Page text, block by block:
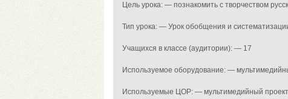
Цель урока: — познакомить с творчеством
Тип урока: — Урок обобщения и
Учащихся в классе (аудитории): — 17
Используемое оборудование: —
Используемые ЦОР: — мультимедийный